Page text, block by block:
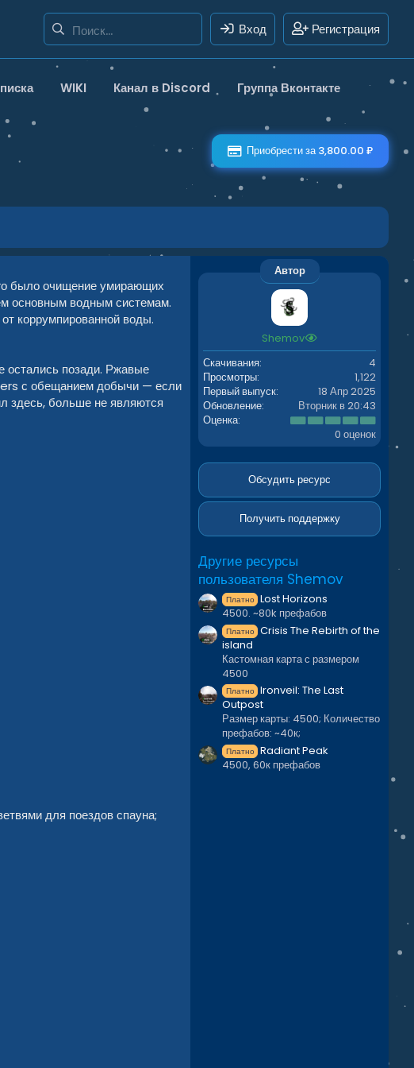
Вход Регистрация
WIKI Канал в Discord Группа Вконтакте
Приобрести за 3,800.00 ₽
было очищение умирающих
основным водным системам.
коррумпированной воды.
позади. Ржавые
с обещанием добычи — если
здесь, больше не являются
для поездов спауна;
Автор
Shemov
Скачивания
4
Просмотры
1,122
Первый выпуск
18 Апр 2025
Обновление
Вторник в 20:43
Оценка
0
.
0
з
ё
з
0 оценок
Обсудить ресурс
Получить поддержку
Другие ресурсы
пользователя Shemov
Платно Lost Horizons
4500. ~80k префабов
Платно Crisis The Rebirth of the
island
Кастомная карта с размером
4500
Платно Ironveil: The Last
Outpost
Размер карты: 4500; Количество
префабов: ~40к;
Платно Radiant Peak
4500, 60к префабов